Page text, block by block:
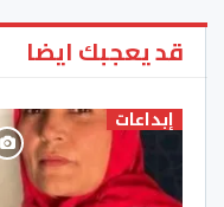
قد يعجبك ايضا
إبداعات